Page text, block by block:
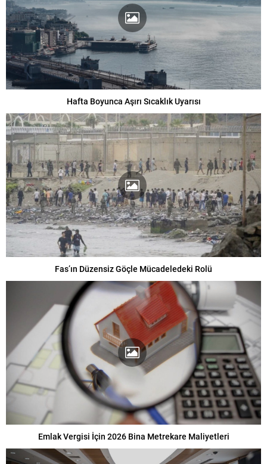
Hafta Boyunca Aşırı Sıcaklık Uyarısı
Fas’ın Düzensiz Göçle Mücadeledeki Rolü
Emlak Vergisi İçin 2026 Bina Metrekare Maliyetleri